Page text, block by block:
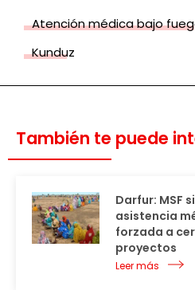
Atención médica bajo
Kunduz
También te puede
Darfur: MSF
asistencia
forzada a
proyectos
Leer más